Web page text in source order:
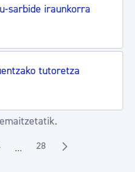
sarbide iraunkorra
tutoretza
Use TAB to navigate.
...Intermediate Pages Use TAB
Orrialdea
28